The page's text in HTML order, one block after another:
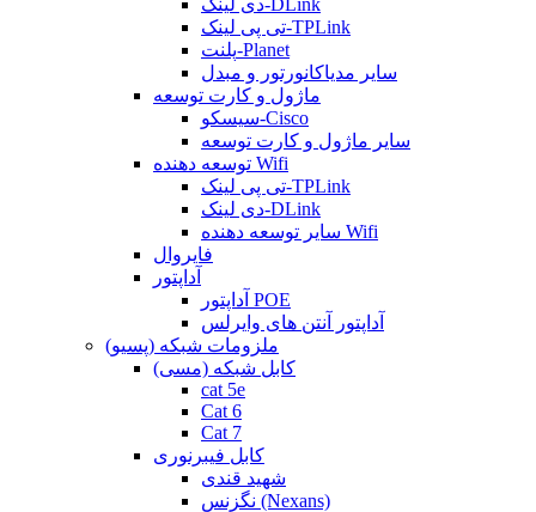
دی لینک-DLink
تی پی لینک-TPLink
پلنت-Planet
سایر مدیاکانورتور و مبدل
ماژول و کارت توسعه
سیسکو-Cisco
سایر ماژول و کارت توسعه
توسعه دهنده Wifi
تی پی لینک-TPLink
دی لینک-DLink
سایر توسعه دهنده Wifi
فایروال
آداپتور
آداپتور POE
آداپتور آنتن های وایرلس
ملزومات شبکه (پسیو)
کابل شبکه (مسی)
cat 5e
Cat 6
Cat 7
کابل فیبرنوری
شهید قندی
نگزنس (Nexans)